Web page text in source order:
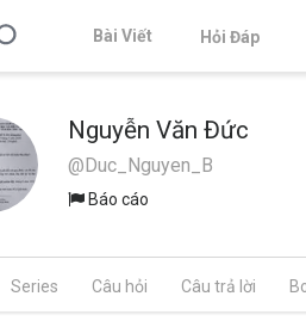
Bài Viết Hỏi Đáp
Nguyễn Văn Đức
@Duc_Nguyen_B
Báo cáo
Series Câu hỏi Câu trả lời